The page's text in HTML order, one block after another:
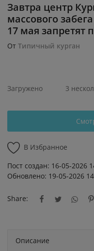
Завтра центр
массового
17 мая запретят
От Типичный курган
Загружено 3
В Избранное
Пост создан: 16-05-2026
Обновлено: 19-05-2026
Share:
Описание